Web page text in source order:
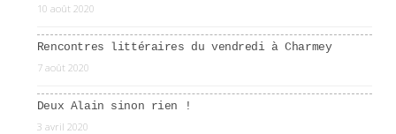
10 août 2020
Rencontres littéraires du vendredi à Charmey
7 août 2020
Deux Alain sinon rien !
3 avril 2020